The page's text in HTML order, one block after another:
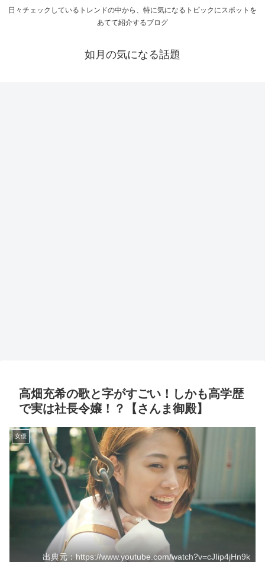
日々チェックしているトレンドの中から、特に気になるトピックにスポットを
あてて紹介するブログ
如月の気になる話題
高畑充希の歌と字がすごい！しかも高学歴
で実は社長令嬢！？【さんま御殿】
女優
出典元：https://www.youtube.com/watch?v=cJIip4jHn9k